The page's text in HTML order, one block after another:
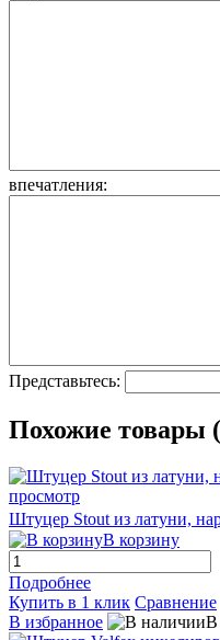
впечатления:
Представьтесь:
Похожие товары
просмотр
Штуцер Stout из латуни,
В корзину
Подробнее
Купить в 1 клик Сравнение
В избранное
В